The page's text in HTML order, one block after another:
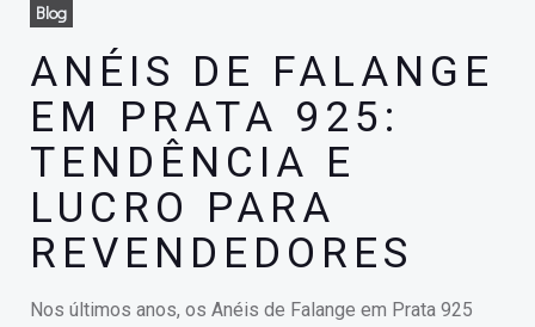
Blog
ANÉIS DE FALANGE
EM PRATA 925:
TENDÊNCIA E
LUCRO PARA
REVENDEDORES
Nos últimos anos, os Anéis de Falange em Prata 925